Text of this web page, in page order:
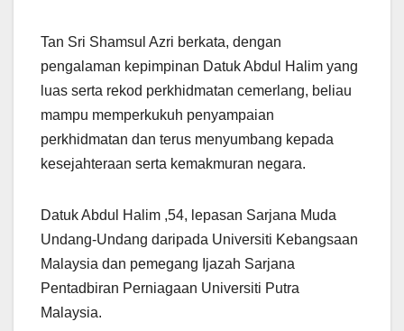
Tan Sri Shamsul Azri berkata, dengan
pengalaman kepimpinan Datuk Abdul Halim yang
luas serta rekod perkhidmatan cemerlang, beliau
mampu memperkukuh penyampaian
perkhidmatan dan terus menyumbang kepada
kesejahteraan serta kemakmuran negara.
Datuk Abdul Halim ,54, lepasan Sarjana Muda
Undang-Undang daripada Universiti Kebangsaan
Malaysia dan pemegang Ijazah Sarjana
Pentadbiran Perniagaan Universiti Putra
Malaysia.